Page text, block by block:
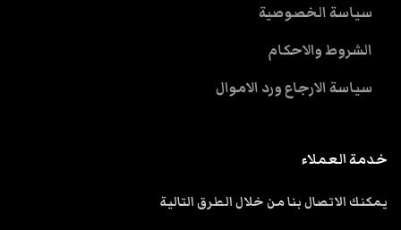
سياسة الخصوصية
الشروط والاحكام
سياسة الارجاع ورد الاموال
خدمة العملاء
يمكنك الاتصال بنا من خلال الطرق التالية